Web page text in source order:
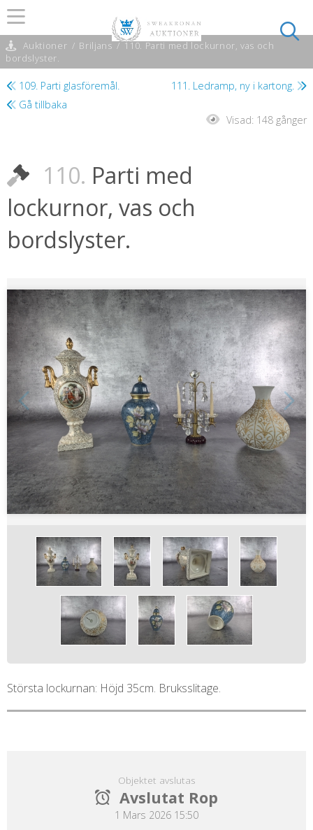
Auktioner / Briljans / 110. Parti med lockurnor, vas och
bordslyster.
109. Parti glasföremål.
111. Ledramp, ny i kartong.
Gå tillbaka
Visad: 148 gånger
110. Parti med
lockurnor, vas och
bordslyster.
Största lockurnan: Höjd 35cm. Bruksslitage.
Objektet avslutas
Avslutat Rop
1 Mars 2026 15:50